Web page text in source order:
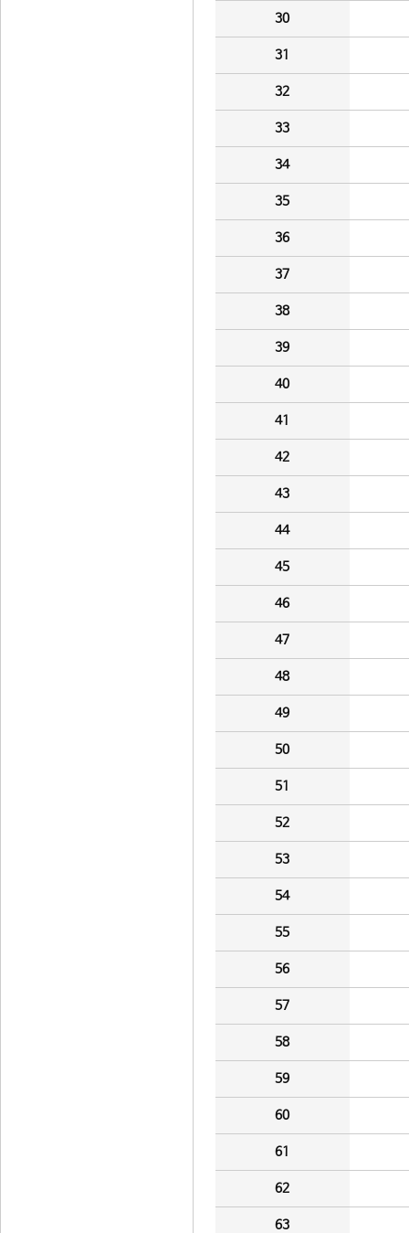
30
31
32
33
34
35
36
37
38
39
40
41
42
43
44
45
46
47
48
49
50
51
52
53
54
55
56
57
58
59
60
61
62
63